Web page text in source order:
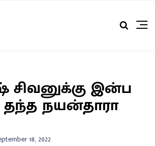
சிவனுக்கு இன்ப
தந்த நயன்தாரா
18, 2022